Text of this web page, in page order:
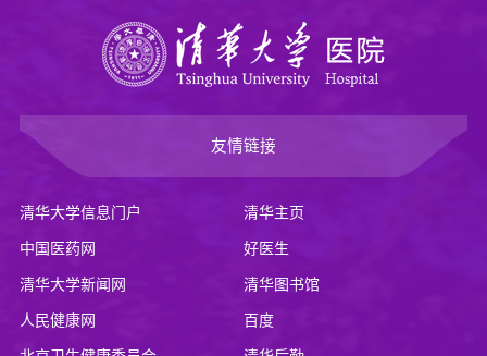
照顾人员干部病房床位费报销标准每人每天不
超过100元；享受司局级医疗照顾人员干部病
房...
友情链接
清华大学信息门户 清华主页
中国医药网 好医生
清华大学新闻网 清华图书馆
人民健康网 百度